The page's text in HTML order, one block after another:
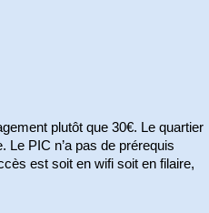
plutôt que 30€. Le quartier
PIC n’a pas de prérequis
est soit en wifi soit en filaire,